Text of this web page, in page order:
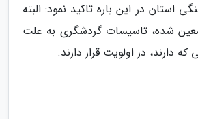
استان در این باره تاکید نمود: البته
شده، تاسیسات گردشگری به علت
دارند، در اولویت قرار دارند.